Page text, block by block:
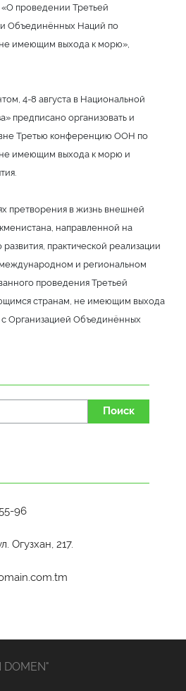
проведении Третьей
Объединённых Наций по
имеющим выхода к морю»,
4-8 августа в Национальной
предписано организовать и
Третью конференцию ООН по
имеющим выхода к морю и
претворения в жизнь внешней
направленной на
практической реализации
и региональном
проведения Третьей
странам, не имеющим выхода
Организацией Объединённых
Поиск
96
Огузхан, 217.